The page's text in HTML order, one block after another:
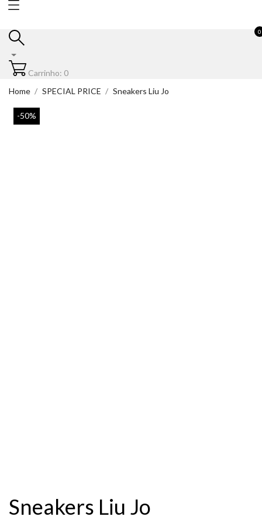
Carrinho: 0
0
Home SPECIAL PRICE Sneakers Liu Jo
-50%
Sneakers Liu Jo